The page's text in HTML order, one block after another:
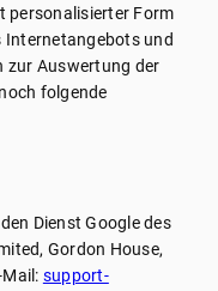
personalisierter Form
Internetangebots und
zur Auswertung der
folgende
Dienst Google des
Gordon House,
support-